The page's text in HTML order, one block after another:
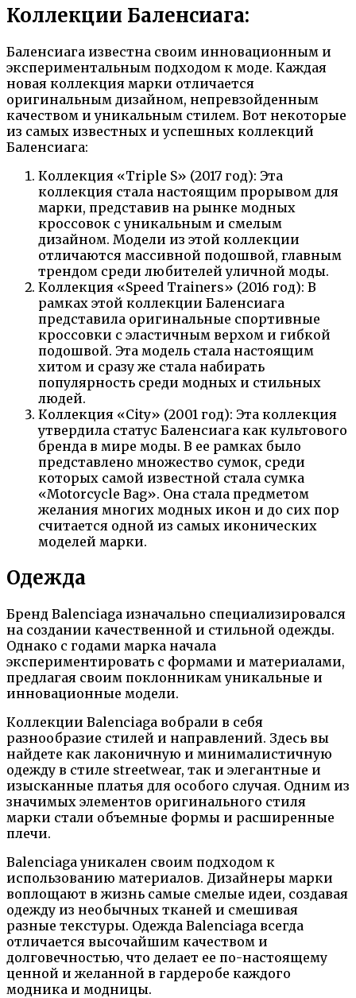
Коллекции Баленсиага:
Баленсиага известна своим инновационным и
экспериментальным подходом к моде. Каждая
новая коллекция марки отличается
оригинальным дизайном, непревзойденным
качеством и уникальным стилем. Вот некоторые
из самых известных и успешных коллекций
Баленсиага:
Коллекция «Triple S» (2017 год): Эта
коллекция стала настоящим прорывом для
марки, представив на рынке модных
кроссовок с уникальным и смелым
дизайном. Модели из этой коллекции
отличаются массивной подошвой, главным
трендом среди любителей уличной моды.
Коллекция «Speed Trainers» (2016 год): В
рамках этой коллекции Баленсиага
представила оригинальные спортивные
кроссовки с эластичным верхом и гибкой
подошвой. Эта модель стала настоящим
хитом и сразу же стала набирать
популярность среди модных и стильных
людей.
Коллекция «City» (2001 год): Эта коллекция
утвердила статус Баленсиага как культового
бренда в мире моды. В ее рамках было
представлено множество сумок, среди
которых самой известной стала сумка
«Motorcycle Bag». Она стала предметом
желания многих модных икон и до сих пор
считается одной из самых иконических
моделей марки.
Одежда
Бренд Balenciaga изначально специализировался
на создании качественной и стильной одежды.
Однако с годами марка начала
экспериментировать с формами и материалами,
предлагая своим поклонникам уникальные и
инновационные модели.
Коллекции Balenciaga вобрали в себя
разнообразие стилей и направлений. Здесь вы
найдете как лаконичную и минималистичную
одежду в стиле streetwear, так и элегантные и
изысканные платья для особого случая. Одним из
значимых элементов оригинального стиля
марки стали объемные формы и расширенные
плечи.
Balenciaga уникален своим подходом к
использованию материалов. Дизайнеры марки
воплощают в жизнь самые смелые идеи, создавая
одежду из необычных тканей и смешивая
разные текстуры. Одежда Balenciaga всегда
отличается высочайшим качеством и
долговечностью, что делает ее по-настоящему
ценной и желанной в гардеробе каждого
модника и модницы.